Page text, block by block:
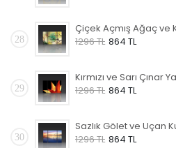
28
1296 TL 864 TL
29
1296 TL 864 TL
30
1296 TL 864 TL